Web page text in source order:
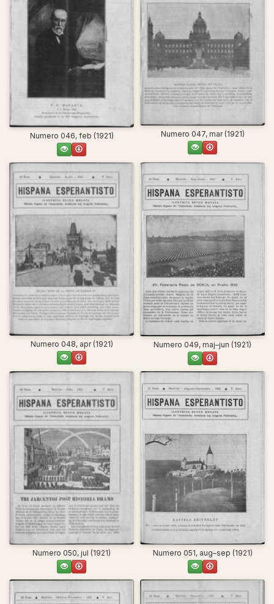
Numero 046, feb (1921) Numero 047, mar (1921)
Numero 048, apr (1921) Numero 049, maj–jun (1921)
Numero 050, jul (1921) Numero 051, aug–sep (1921)